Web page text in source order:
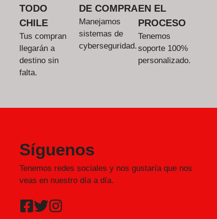
TODO
CHILE
Tus compran
llegarán a
destino sin
falta.
DE COMPRA
Manejamos
sistemas de
cyberseguridad.
EN EL
PROCESO
Tenemos
soporte 100%
personalizado.
Síguenos
Tenemos redes sociales y nos gustaría que nos
veas en nuestro día a día.